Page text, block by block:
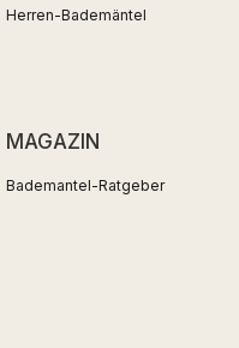
Herren-Bademäntel
MAGAZIN
Bademantel-Ratgeber